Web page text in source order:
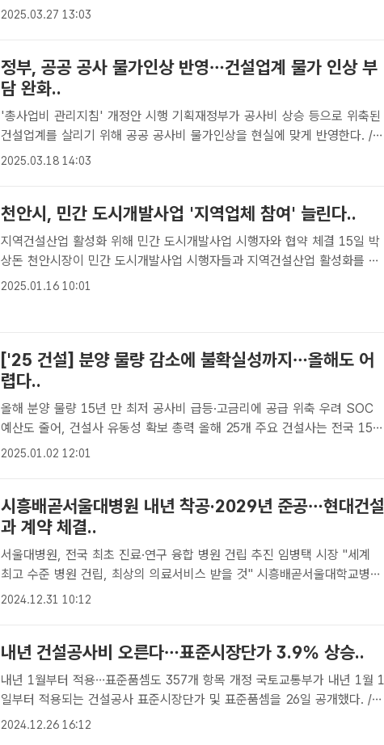
완화에 나섰다. /더팩트 DB[더팩트｜이중삼 기자] 정부가 농촌 지역의 정주
2025.03.27 13:03
정부, 공공 공사 물가인상 반영…건설업계 물가 인상 부
담 완화..
'총사업비 관리지침' 개정안 시행 기획재정부가 공사비 상승 등으로 위축된
건설업계를 살리기 위해 공공 공사비 물가인상을 현실에 맞게 반영한다. /더
팩트 DB[더팩트｜이중삼 기자] 공사비 상승 등으로 위축된 건설업계를 살
2025.03.18 14:03
천안시, 민간 도시개발사업 '지역업체 참여' 늘린다..
지역건설산업 활성화 위해 민간 도시개발사업 시행자와 협약 체결 15일 박
상돈 천안시장이 민간 도시개발사업 시행자들과 지역건설산업 활성화를 위
한 협약식에 참석해 인사말을 하고 있다. /천안시[더팩트ㅣ천안=박월복 기
2025.01.16 10:01
['25 건설] 분양 물량 감소에 불확실성까지…올해도 어
렵다..
올해 분양 물량 15년 만 최저 공사비 급등·고금리에 공급 위축 우려 SOC
예산도 줄어, 건설사 유동성 확보 총력 올해 25개 주요 건설사는 전국 158
개 사업장에서 총 14만6130가구(민간아파트 분양 기준·임대 포함)를 분양
2025.01.02 12:01
시흥배곧서울대병원 내년 착공·2029년 준공…현대건설
과 계약 체결..
서울대병원, 전국 최초 진료·연구 융합 병원 건립 추진 임병택 시장 "세계
최고 수준 병원 건립, 최상의 의료서비스 받을 것" 시흥배곧서울대학교병원
(가칭) 조감도./시흥시[더팩트｜시흥=김동선 기자] 경기 시흥시는 시흥배곧
2024.12.31 10:12
내년 건설공사비 오른다…표준시장단가 3.9% 상승..
내년 1월부터 적용…표준품셈도 357개 항목 개정 국토교통부가 내년 1월 1
일부터 적용되는 건설공사 표준시장단가 및 표준품셈을 26일 공개했다. /더
팩트 DB[더팩트 | 공미나 기자] 내년 건설공사 가격이 올해보다 평균 3.9%
2024.12.26 16:12